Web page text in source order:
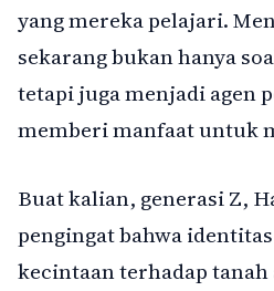
yang mereka pelajari.
sekarang bukan hanya
tetapi juga menjadi agen
memberi manfaat untuk
Buat kalian, generasi Z,
pengingat bahwa
kecintaan terhadap